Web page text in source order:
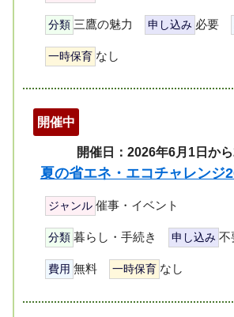
分類 三鷹の魅力 申し込み 必要
一時保育 なし
開催中
開催日：2026年6月1日か
夏の省エネ・エコチャレンジ
ジャンル 催事・イベント
分類 暮らし・手続き 申し込み 不
費用 無料 一時保育 なし